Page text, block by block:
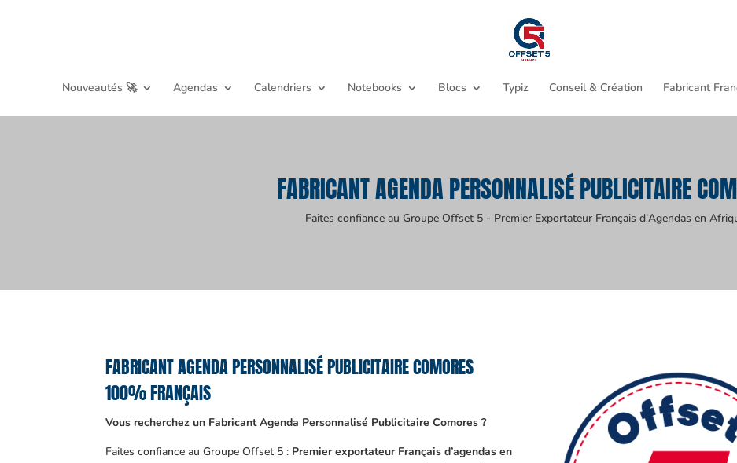
Nouveautés 🚀 Agendas Calendriers Notebooks Blocs Typiz Conseil & Création Fabricant
FABRICANT AGENDA PERSONNALISÉ PUBLICITAIRE
Faites confiance au Groupe Offset 5 - Premier Exportateur Français d'Agendas en
FABRICANT AGENDA PERSONNALISÉ PUBLICITAIRE COMORES
100% FRANÇAIS
Vous recherchez un Fabricant Agenda Personnalisé Publicitaire Comores ?
Faites confiance au Groupe Offset 5 : Premier exportateur Français d’agendas en